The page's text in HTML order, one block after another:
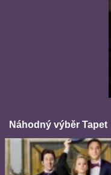
Náhodný výběr Tapet